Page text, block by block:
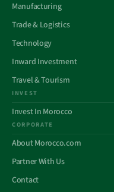
Manufacturing
Trade & Logistics
Technology
Inward Investment
Travel & Tourism
INVEST
Invest In Morocco
CORPORATE
About Morocco.com
Partner With Us
Contact